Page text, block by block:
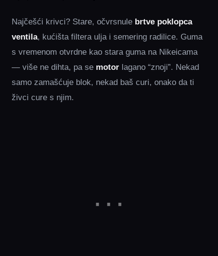
Najčešći krivci? Stare, očvrsnule brtve poklopca
ventila, kućišta filtera ulja i semering radilice. Guma
s vremenom otvrdne kao stara guma na Nikeicama
— više ne dihta, pa se motor lagano “znoji”. Nekad
samo zamašćuje blok, nekad baš curi, onako da ti
živci cure s njim.